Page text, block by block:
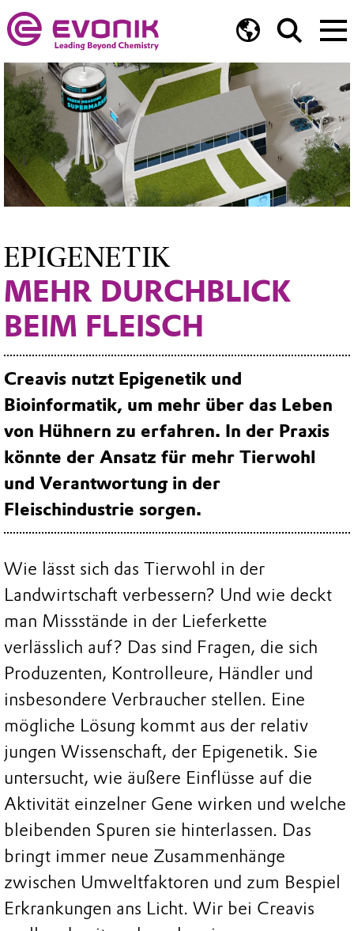
EPIGENETIK
MEHR DURCHBLICK
BEIM FLEISCH
Creavis nutzt Epigenetik und
Bioinformatik, um mehr über das Leben
von Hühnern zu erfahren. In der Praxis
könnte der Ansatz für mehr Tierwohl
und Verantwortung in der
Fleischindustrie sorgen.
Wie lässt sich das Tierwohl in der
Landwirtschaft verbessern? Und wie deckt
man Missstände in der Lieferkette
verlässlich auf? Das sind Fragen, die sich
Produzenten, Kontrolleure, Händler und
insbesondere Verbraucher stellen. Eine
mögliche Lösung kommt aus der relativ
jungen Wissenschaft, der Epigenetik. Sie
untersucht, wie äußere Einflüsse auf die
Aktivität einzelner Gene wirken und welche
bleibenden Spuren sie hinterlassen. Das
bringt immer neue Zusammenhänge
zwischen Umweltfaktoren und zum Bespiel
Erkrankungen ans Licht. Wir bei Creavis